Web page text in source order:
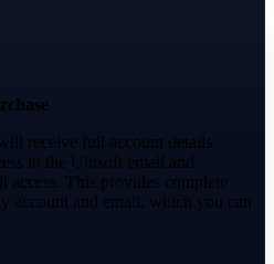
receive full account details
to the Ubisoft email and
This provides complete
account and email, which you can